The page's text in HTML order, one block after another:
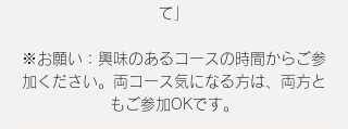
て」
※お願い：興味のあるコースの時間からご参
加ください。両コース気になる方は、両方と
もご参加OKです。